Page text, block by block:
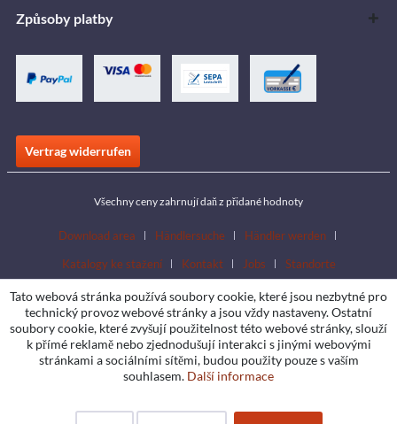
Způsoby platby
Vertrag widerrufen
Všechny ceny zahrnují daň z přidané hodnoty
Download area Händlersuche
Händler werden
Katalogy ke stažení
Kontakt Jobs Standorte
Tato webová stránka používá soubory cookie, které jsou nezbytné pro
technický provoz webové stránky a jsou vždy nastaveny. Ostatní
soubory cookie, které zvyšují použitelnost této webové stránky, slouží
k přímé reklamě nebo zjednodušují interakci s jinými webovými
stránkami a sociálními sítěmi, budou použity pouze s vaším
souhlasem. Další informace